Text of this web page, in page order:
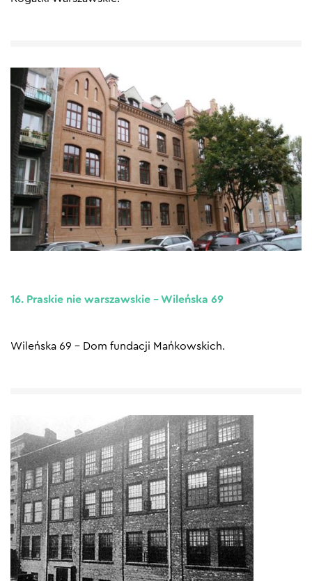
16. Praskie nie warszawskie – Wileńska 69
Wileńska 69 – Dom fundacji Mańkowskich.